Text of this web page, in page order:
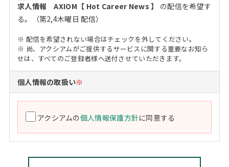
求人情報 AXIOM【 Hot Career News 】
の配信を希望す
る。（第2,4木曜日 配信）
※ 配信を希望されない場合はチェックを外してください。
※ 尚、アクシアムがご提供するサービスに関する重要なお知ら
せは、すべてのご登録者様へ送付させていただきます。
個人情報の取扱い※
アクシアムの個人情報保護方針に同意する